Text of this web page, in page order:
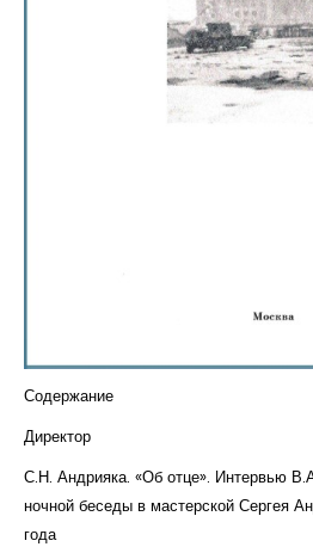
Центр непрерывного образования
Содержание
Директор
С.Н. Андрияка. «Об отце». Интервью
ночной беседы в мастерской Сергея
года